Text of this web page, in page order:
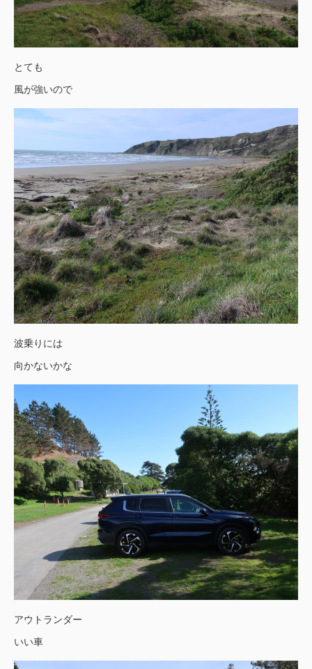
とても
風が強いので
波乗りには
向かないかな
アウトランダー
いい車